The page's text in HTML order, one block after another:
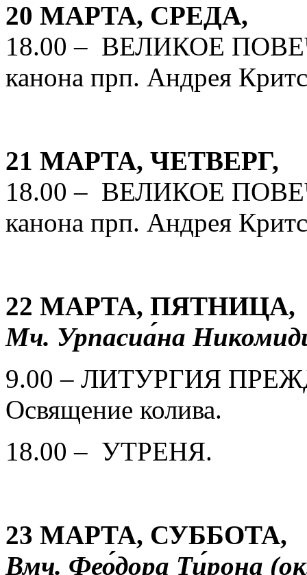
20 МАРТА, СРЕДА,
18.00 – ВЕЛИКОЕ
канона прп. Андрея
21 МАРТА, ЧЕТВЕРГ,
18.00 – ВЕЛИКОЕ
канона прп. Андрея
22 МАРТА, ПЯТНИЦА,
Мч. Урпасиа́на
9.00 – ЛИТУРГИЯ
Освящение колива.
18.00 – УТРЕНЯ.
23 МАРТА, СУББОТА,
Вмч. Фео́дора Ти́рона